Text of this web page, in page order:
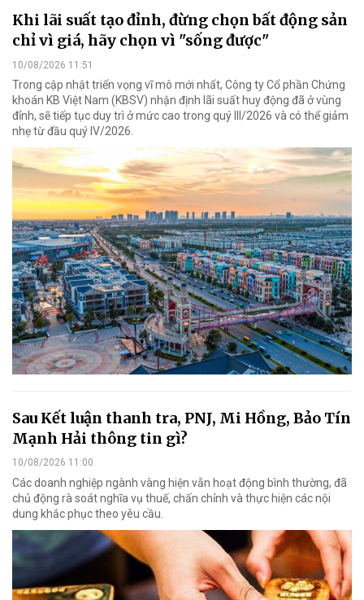
Khi lãi suất tạo đỉnh, đừng chọn bất động sản
chỉ vì giá, hãy chọn vì "sống được"
10/08/2026 11:51
Trong cập nhật triển vọng vĩ mô mới nhất, Công ty Cổ phần Chứng
khoán KB Việt Nam (KBSV) nhận định lãi suất huy động đã ở vùng
đỉnh, sẽ tiếp tục duy trì ở mức cao trong quý III/2026 và có thể giảm
nhẹ từ đầu quý IV/2026.
Sau Kết luận thanh tra, PNJ, Mi Hồng, Bảo Tín
Mạnh Hải thông tin gì?
10/08/2026 11:00
Các doanh nghiệp ngành vàng hiện vẫn hoạt động bình thường, đã
chủ động rà soát nghĩa vụ thuế, chấn chỉnh và thực hiện các nội
dung khắc phục theo yêu cầu.